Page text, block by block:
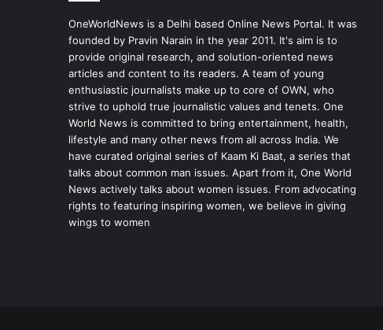
OneWorldNews is a Delhi based Online News Portal. It was
founded by Pravin Narain in the year 2011. It's aim is to
provide original research, and solution-oriented news
articles and content to its readers. A team of young
enthusiastic journalists make up to core of OWN, who
strive to uphold true journalistic values and tenets. One
World News is committed to bring entertainment, health,
lifestyle and many other news from all across India. We
have curated original series of Kaam Ki Baat, a series that
talks about common man issues. Apart from it, One World
News actively talks about women issues. From advocating
rights to featuring inspiring women, we believe in giving
wings to women